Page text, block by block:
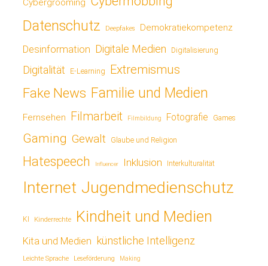
Cybergrooming
Datenschutz Deepfakes Demokratiekompetenz
Desinformation Digitale Medien Digitalisierung
Digitalität E-Learning Extremismus
Fake News Familie und Medien
Fernsehen Filmarbeit Filmbildung Fotografie Games
Gaming Gewalt Glaube und Religion
Hatespeech Influencer Inklusion Interkulturalität
Internet Jugendmedienschutz
KI Kinderrechte Kindheit und Medien
Kita und Medien künstliche Intelligenz
Leichte Sprache Leseförderung Making